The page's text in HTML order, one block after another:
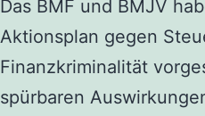
Das BMF und BMJV
Aktionsplan gegen
Finanzkriminalität
spürbaren